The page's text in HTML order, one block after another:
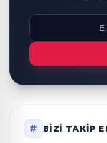
BIZI TAKIP